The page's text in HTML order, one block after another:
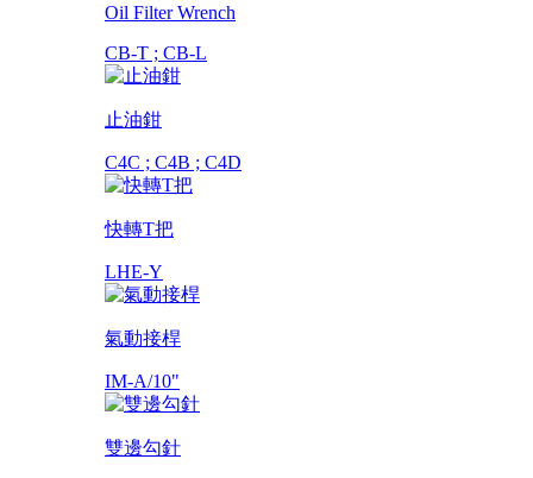
Oil Filter Wrench
CB-T ; CB-L
止油鉗
C4C ; C4B ; C4D
快轉T把
LHE-Y
氣動接桿
IM-A/10"
雙邊勾針